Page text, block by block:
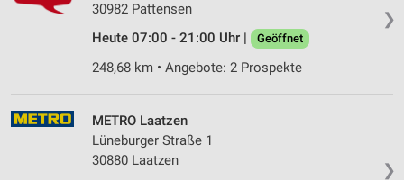
❯
30982 Pattensen
Heute 07:00 - 21:00 Uhr |
Geöffnet
248,68 km • Angebote: 2 Prospekte
❯
METRO Laatzen
Lüneburger Straße 1
30880 Laatzen